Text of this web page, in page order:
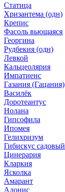
Статица
Хризантема (одн)
Крепис
Фасоль вьющаяся
Георгина
Рудбекия (одн)
Левкой
Кальцеолярия
Импатиенс
Газания (Гацания)
Василёк
Доротеантус
Нолана
Гипсофила
Ипомея
Гелихризум
Гибискус садовый
Цинерария
Кларкия
Ясколка
Амарант
Адонис